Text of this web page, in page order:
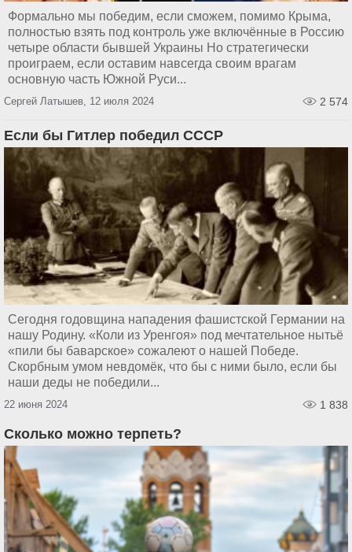
Формально мы победим, если сможем, помимо Крыма,
полностью взять под контроль уже включённые в Россию
четыре области бывшей Украины Но стратегически
проиграем, если оставим навсегда своим врагам
основную часть Южной Руси...
Сергей Латышев, 12 июля 2024 2 574
Если бы Гитлер победил СССР
Сегодня годовщина нападения фашистской Германии на
нашу Родину. «Коли из Уренгоя» под мечтательное нытьё
«пили бы баварское» сожалеют о нашей Победе.
Скорбным умом невдомёк, что бы с ними было, если бы
наши деды не победили...
22 июня 2024 1 838
Сколько можно терпеть?